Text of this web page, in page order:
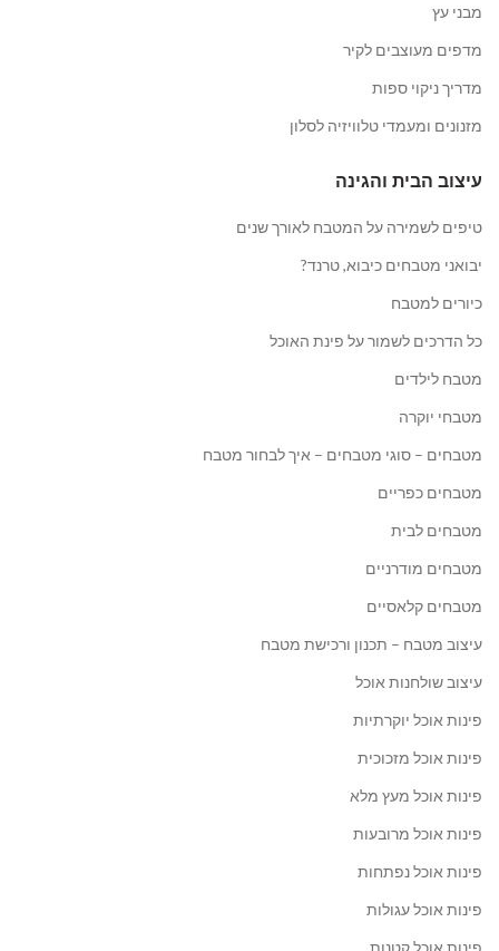
מבני עץ
מדפים מעוצבים לקיר
מדריך ניקוי ספות
מזנונים ומעמדי טלוויזיה לסלון
עיצוב הבית והגינה
טיפים לשמירה על המטבח לאורך שנים
יבואני מטבחים כיבוא, טרנד?
כיורים למטבח
כל הדרכים לשמור על פינת האוכל
מטבח לילדים
מטבחי יוקרה
מטבחים – סוגי מטבחים – איך לבחור מטבח
מטבחים כפריים
מטבחים לבית
מטבחים מודרניים
מטבחים קלאסיים
עיצוב מטבח – תכנון ורכישת מטבח
עיצוב שולחנות אוכל
פינות אוכל יוקרתיות
פינות אוכל מזכוכית
פינות אוכל מעץ מלא
פינות אוכל מרובעות
פינות אוכל נפתחות
פינות אוכל עגולות
פינות אוכל קטנות